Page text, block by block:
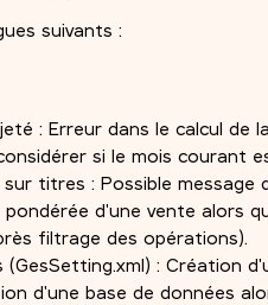
suivants :
: Erreur dans le calcul de
si le mois courant
titres : Possible message
pondérée d'une vente alors
filtrage des opérations).
(GesSetting.xml) : Création
d'une base de données